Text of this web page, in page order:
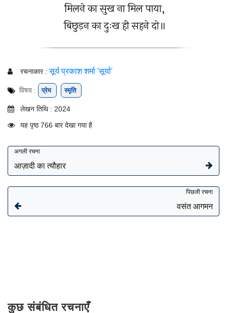
मिलने का सुख ना मिल पाया,
बिछुड़न का दुःख ही सहने दो॥
रचनाकार : सूर्य प्रकाश शर्मा 'सूर्या'
विषय : प्रेम स्मृति
लेखन तिथि : 2024
यह पृष्ठ 766 बार देखा गया है
अगली रचना
आज़ादी का त्यौहार
पिछली रचना
वसंत आगमन
कुछ संबंधित रचनाएँ